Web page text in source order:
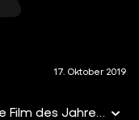
17. Oktober 2019
Für viele ist JOKER der bereits beste Film des Jahres. Für Alper von CINEMA STRIKES BACK ist es ein ganz anderer: PARASITE aus der Feder des südkoreanischen Ausnahme-Regisseurs Bong Joon-ho. Bereits mit Meisterwerken wie SNOWPIERCER, THE HOST und OKJA konnte der außergewöhnliche Filmemacher seine Fans begeistern, mit PARASITE bringt er nun seinen vielleicht besten Film auf die Leinwand. Alper spricht eine große Sehempfehlung aus für den Film, der heute am 17.10.2019 in den deutschen Kinos startet.